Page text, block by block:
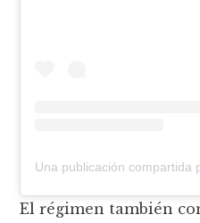
El régimen también